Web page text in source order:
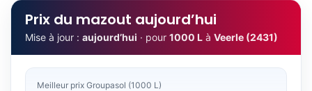
Prix du mazout aujourd’hui
Mise à jour : aujourd’hui · pour 1000 L à Veerle (2431)
Meilleur prix Groupasol (1000 L)